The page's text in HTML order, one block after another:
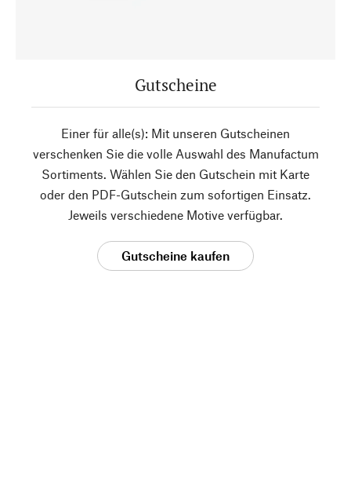
Gutscheine
Einer für alle(s): Mit unseren Gutscheinen
verschenken Sie die volle Auswahl des Manufactum
Sortiments. Wählen Sie den Gutschein mit Karte
oder den PDF-Gutschein zum sofortigen Einsatz.
Jeweils verschiedene Motive verfügbar.
Gutscheine kaufen